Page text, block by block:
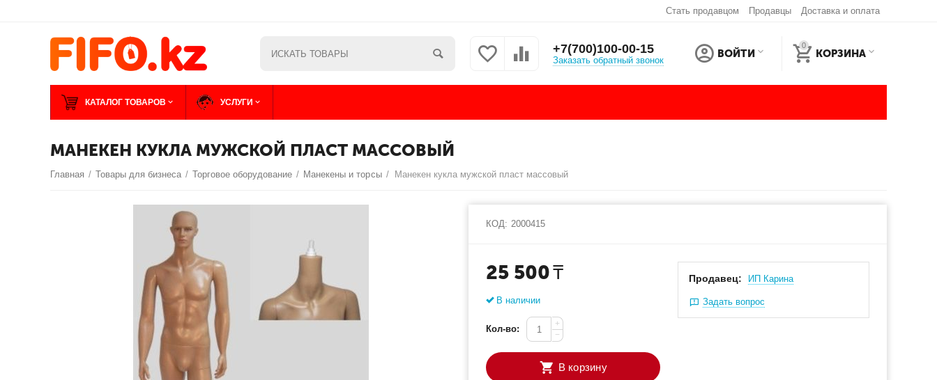
Стать продавцом Продавцы Доставка и оплата
+7(700)100-00-15
Заказать обратный звонок
ВОЙТИ
0
КОРЗИНА
КАТАЛОГ ТОВАРОВ УСЛУГИ
МАНЕКЕН КУКЛА МУЖСКОЙ ПЛАСТ МАССОВЫЙ
Главная / Товары для бизнеса / Торговое оборудование / Манекены и торсы / Манекен кукла мужской пласт массовый
КОД: 2000415
25 500 ₸
В наличии
Кол-во:
+
−
В корзину
Продавец: ИП Карина
Задать вопрос